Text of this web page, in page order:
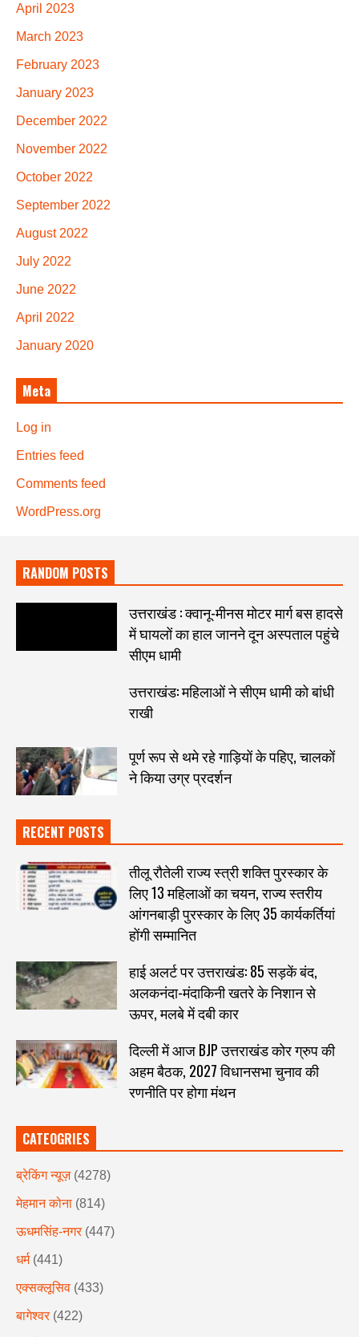
April 2023
March 2023
February 2023
January 2023
December 2022
November 2022
October 2022
September 2022
August 2022
July 2022
June 2022
April 2022
January 2020
Meta
Log in
Entries feed
Comments feed
WordPress.org
RANDOM POSTS
उत्तराखंड : क्वानू-मीनस मोटर मार्ग बस हादसे
में घायलों का हाल जानने दून अस्पताल पहुंचे
सीएम धामी
उत्तराखंड: महिलाओं ने सीएम धामी को बांधी
राखी
पूर्ण रूप से थमे रहे गाड़ियों के पहिए, चालकों
ने किया उग्र प्रदर्शन
RECENT POSTS
तीलू रौतेली राज्य स्त्री शक्ति पुरस्कार के
लिए 13 महिलाओं का चयन, राज्य स्तरीय
आंगनबाड़ी पुरस्कार के लिए 35 कार्यकर्तियां
होंगी सम्मानित
हाई अलर्ट पर उत्तराखंड: 85 सड़कें बंद,
अलकनंदा-मंदाकिनी खतरे के निशान से
ऊपर, मलबे में दबी कार
दिल्ली में आज BJP उत्तराखंड कोर ग्रुप की
अहम बैठक, 2027 विधानसभा चुनाव की
रणनीति पर होगा मंथन
CATEOGRIES
ब्रेकिंग न्यूज़ (4278)
मेहमान कोना (814)
ऊधमसिंह-नगर (447)
धर्म (441)
एक्सक्लूसिव (433)
बागेश्वर (422)